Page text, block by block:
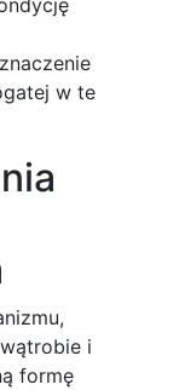
w te
i
formę